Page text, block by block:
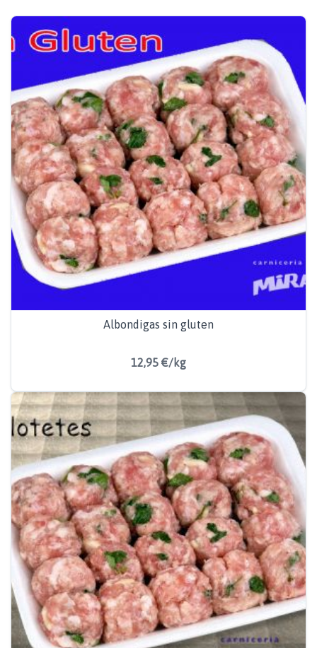
Albondigas sin gluten
12,95 €/kg